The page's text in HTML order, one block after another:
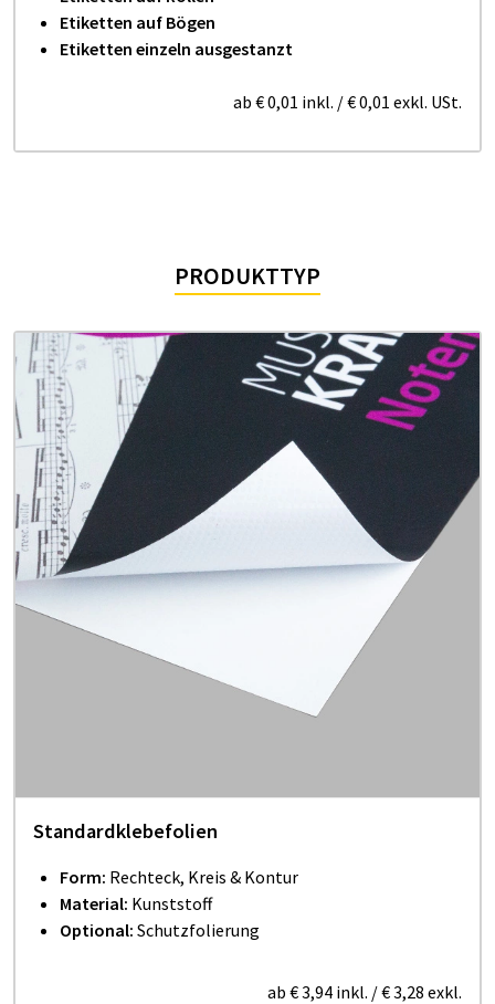
Etiketten auf Bögen
Etiketten einzeln ausgestanzt
ab € 0,01 inkl. /€ 0,01 exkl. USt.
PRODUKTTYP
Standardklebefolien
Form: Rechteck, Kreis & Kontur
Material: Kunststoff
Optional: Schutzfolierung
ab € 3,94 inkl. /€ 3,28 exkl.